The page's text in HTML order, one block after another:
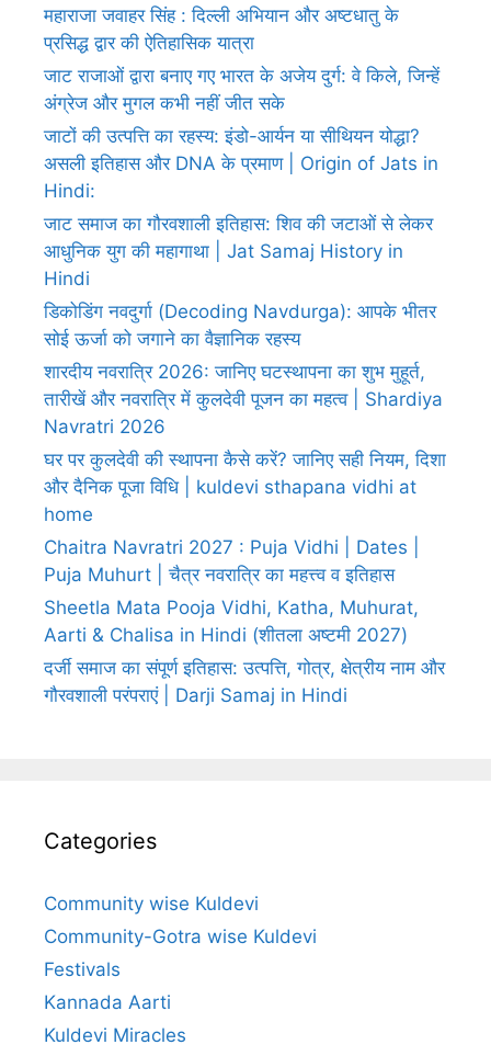
महाराजा जवाहर सिंह : दिल्ली अभियान और अष्टधातु के
प्रसिद्ध द्वार की ऐतिहासिक यात्रा
जाट राजाओं द्वारा बनाए गए भारत के अजेय दुर्ग: वे किले, जिन्हें
अंग्रेज और मुगल कभी नहीं जीत सके
जाटों की उत्पत्ति का रहस्य: इंडो-आर्यन या सीथियन योद्धा?
असली इतिहास और DNA के प्रमाण | Origin of Jats in
Hindi:
जाट समाज का गौरवशाली इतिहास: शिव की जटाओं से लेकर
आधुनिक युग की महागाथा | Jat Samaj History in
Hindi
डिकोडिंग नवदुर्गा (Decoding Navdurga): आपके भीतर
सोई ऊर्जा को जगाने का वैज्ञानिक रहस्य
शारदीय नवरात्रि 2026: जानिए घटस्थापना का शुभ मुहूर्त,
तारीखें और नवरात्रि में कुलदेवी पूजन का महत्व | Shardiya
Navratri 2026
घर पर कुलदेवी की स्थापना कैसे करें? जानिए सही नियम, दिशा
और दैनिक पूजा विधि | kuldevi sthapana vidhi at
home
Chaitra Navratri 2027 : Puja Vidhi | Dates |
Puja Muhurt | चैत्र नवरात्रि का महत्त्व व इतिहास
Sheetla Mata Pooja Vidhi, Katha, Muhurat,
Aarti & Chalisa in Hindi (शीतला अष्टमी 2027)
दर्जी समाज का संपूर्ण इतिहास: उत्पत्ति, गोत्र, क्षेत्रीय नाम और
गौरवशाली परंपराएं | Darji Samaj in Hindi
Categories
Community wise Kuldevi
Community-Gotra wise Kuldevi
Festivals
Kannada Aarti
Kuldevi Miracles